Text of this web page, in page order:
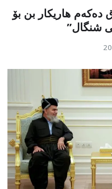
دەكەم هاریكار بن بۆ
شنگال”